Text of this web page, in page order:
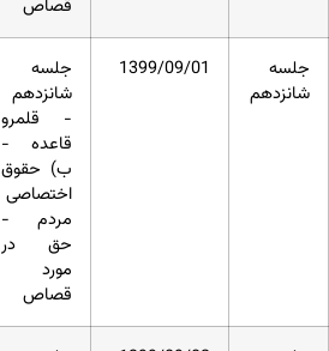
قصاص
جلسه
شانزدهم
1399/09/01
جلسه
شانزدهم
- قلمرو
قاعده -
ب) حقوق
اختصاصی
مردم -
حق در
مورد
قصاص